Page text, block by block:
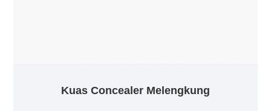
Kuas Concealer Melengkung